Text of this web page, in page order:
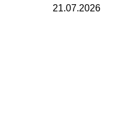
21.07.2026